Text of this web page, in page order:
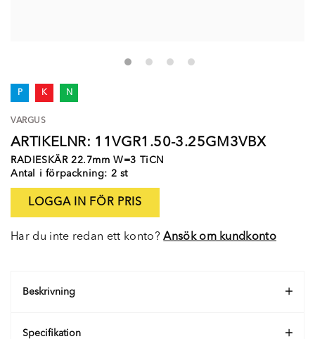
P K N
VARGUS
ARTIKELNR: 11VGR1.50-3.25GM3VBX
RADIESKÄR 22.7mm W=3 TiCN
Antal i förpackning: 2 st
LOGGA IN FÖR PRIS
Har du inte redan ett konto?Ansök om kundkonto
Beskrivning
Specifikation